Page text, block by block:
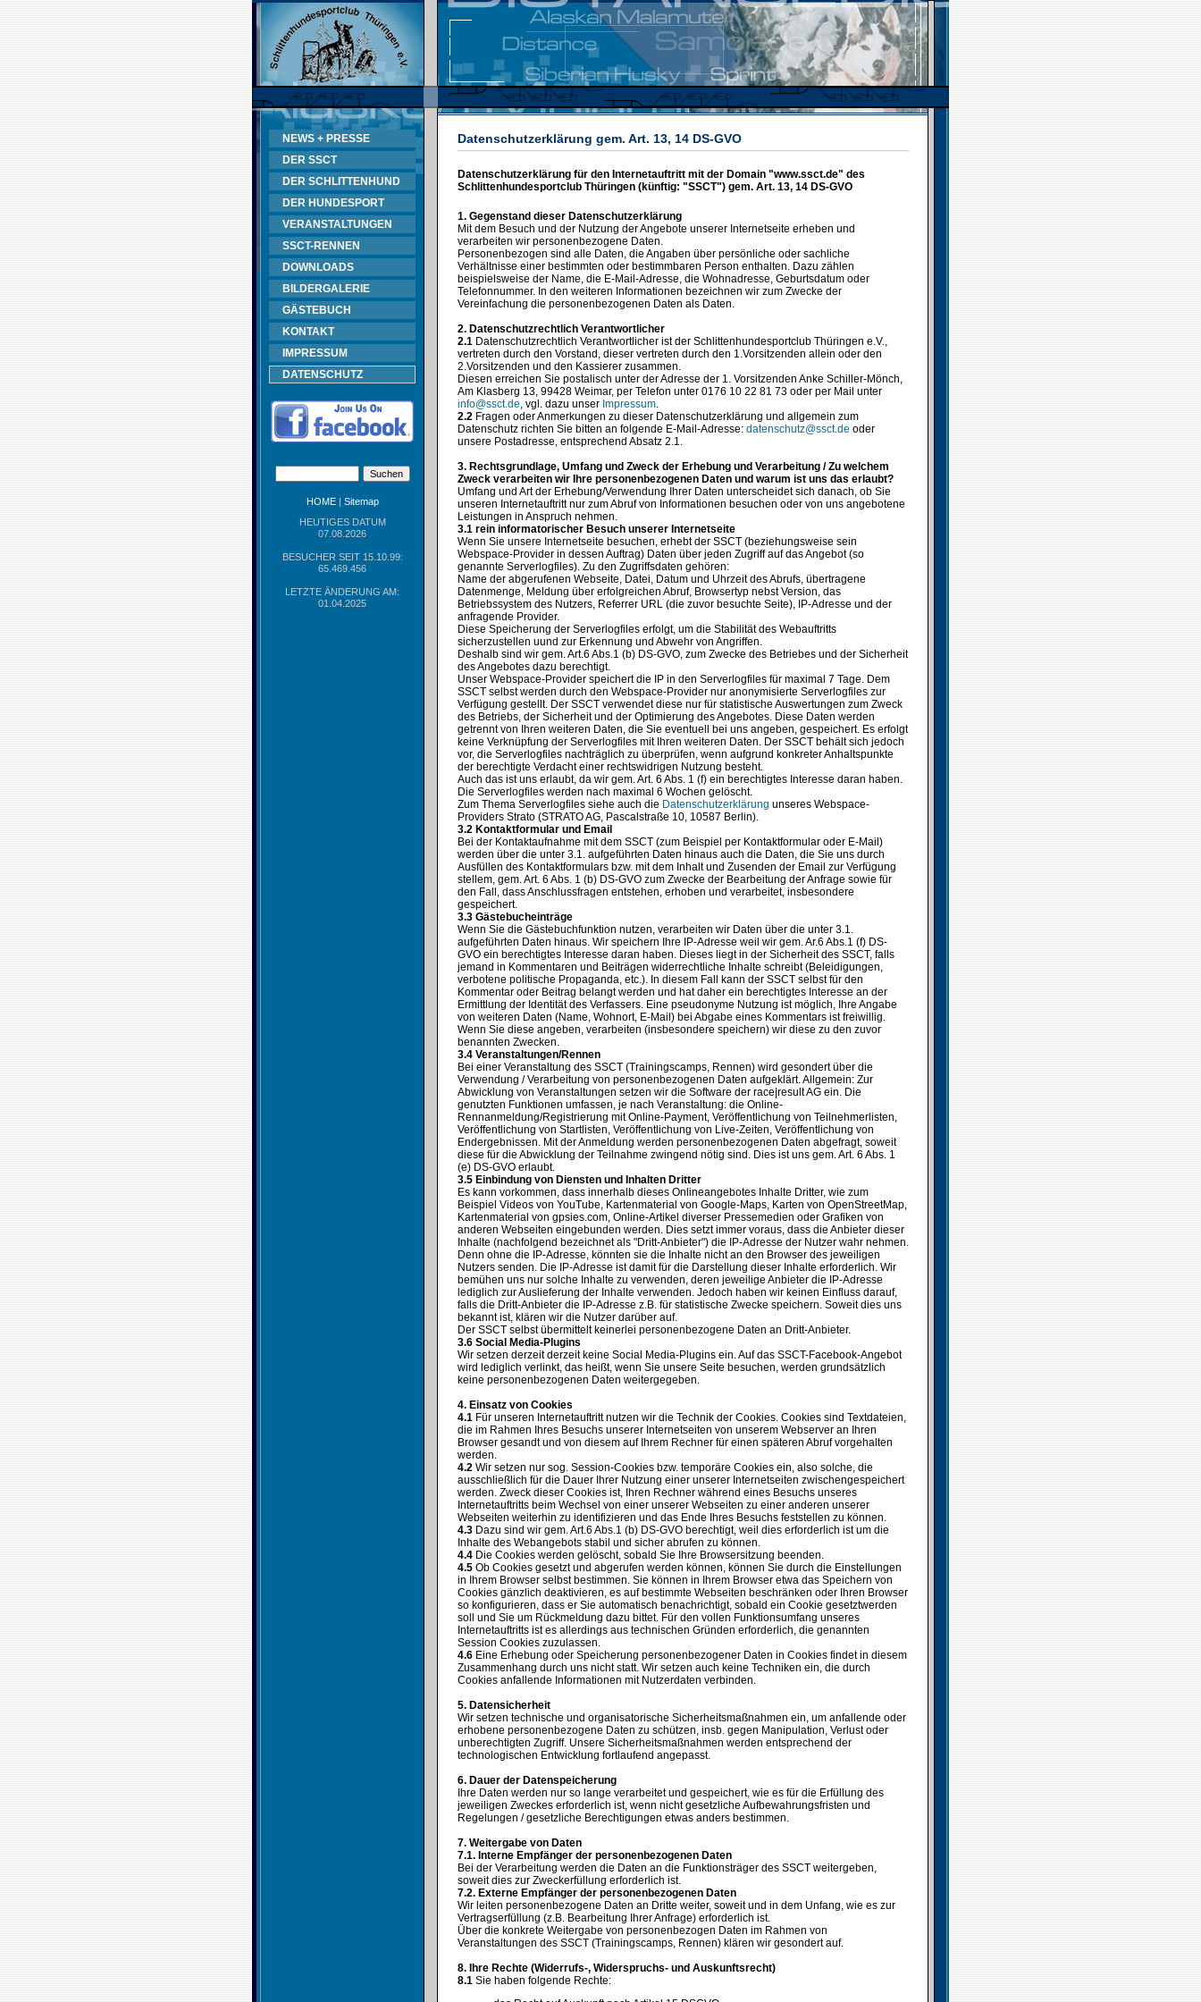
NEWS + PRESSE
DER SSCT
DER SCHLITTENHUND
DER HUNDESPORT
VERANSTALTUNGEN
SSCT-RENNEN
DOWNLOADS
BILDERGALERIE
GÄSTEBUCH
KONTAKT
IMPRESSUM
DATENSCHUTZ
HOME| Sitemap
HEUTIGES DATUM
07.08.2026
BESUCHER SEIT 15.10.99:
65.469.456
LETZTE ÄNDERUNG AM:
01.04.2025
Datenschutzerklärung gem. Art. 13, 14 DS-GVO
Datenschutzerklärung für den Internetauftritt mit der Domain "www.ssct.de" des
Schlittenhundesportclub Thüringen (künftig: "SSCT") gem. Art. 13, 14 DS-GVO
1. Gegenstand dieser Datenschutzerklärung
Mit dem Besuch und der Nutzung der Angebote unserer Internetseite erheben und
verarbeiten wir personenbezogene Daten.
Personenbezogen sind alle Daten, die Angaben über persönliche oder sachliche
Verhältnisse einer bestimmten oder bestimmbaren Person enthalten. Dazu zählen
beispielsweise der Name, die E-Mail-Adresse, die Wohnadresse, Geburtsdatum oder
Telefonnummer. In den weiteren Informationen bezeichnen wir zum Zwecke der
Vereinfachung die personenbezogenen Daten als Daten.
2. Datenschutzrechtlich Verantwortlicher
2.1 Datenschutzrechtlich Verantwortlicher ist der Schlittenhundesportclub Thüringen e.V.,
vertreten durch den Vorstand, dieser vertreten durch den 1.Vorsitzenden allein oder den
2.Vorsitzenden und den Kassierer zusammen.
Diesen erreichen Sie postalisch unter der Adresse der 1. Vorsitzenden Anke Schiller-Mönch,
Am Klasberg 13, 99428 Weimar, per Telefon unter 0176 10 22 81 73 oder per Mail unter
info@ssct.de, vgl. dazu unser Impressum.
2.2 Fragen oder Anmerkungen zu dieser Datenschutzerklärung und allgemein zum
Datenschutz richten Sie bitten an folgende E-Mail-Adresse: datenschutz@ssct.de oder
unsere Postadresse, entsprechend Absatz 2.1.
3. Rechtsgrundlage, Umfang und Zweck der Erhebung und Verarbeitung / Zu welchem
Zweck verarbeiten wir Ihre personenbezogenen Daten und warum ist uns das erlaubt?
Umfang und Art der Erhebung/Verwendung Ihrer Daten unterscheidet sich danach, ob Sie
unseren Internetauftritt nur zum Abruf von Informationen besuchen oder von uns angebotene
Leistungen in Anspruch nehmen.
3.1 rein informatorischer Besuch unserer Internetseite
Wenn Sie unsere Internetseite besuchen, erhebt der SSCT (beziehungsweise sein
Webspace-Provider in dessen Auftrag) Daten über jeden Zugriff auf das Angebot (so
genannte Serverlogfiles). Zu den Zugriffsdaten gehören:
Name der abgerufenen Webseite, Datei, Datum und Uhrzeit des Abrufs, übertragene
Datenmenge, Meldung über erfolgreichen Abruf, Browsertyp nebst Version, das
Betriebssystem des Nutzers, Referrer URL (die zuvor besuchte Seite), IP-Adresse und der
anfragende Provider.
Diese Speicherung der Serverlogfiles erfolgt, um die Stabilität des Webauftritts
sicherzustellen uund zur Erkennung und Abwehr von Angriffen.
Deshalb sind wir gem. Art.6 Abs.1 (b) DS-GVO, zum Zwecke des Betriebes und der Sicherheit
des Angebotes dazu berechtigt.
Unser Webspace-Provider speichert die IP in den Serverlogfiles für maximal 7 Tage. Dem
SSCT selbst werden durch den Webspace-Provider nur anonymisierte Serverlogfiles zur
Verfügung gestellt. Der SSCT verwendet diese nur für statistische Auswertungen zum Zweck
des Betriebs, der Sicherheit und der Optimierung des Angebotes. Diese Daten werden
getrennt von Ihren weiteren Daten, die Sie eventuell bei uns angeben, gespeichert. Es erfolgt
keine Verknüpfung der Serverlogfiles mit Ihren weiteren Daten. Der SSCT behält sich jedoch
vor, die Serverlogfiles nachträglich zu überprüfen, wenn aufgrund konkreter Anhaltspunkte
der berechtigte Verdacht einer rechtswidrigen Nutzung besteht.
Auch das ist uns erlaubt, da wir gem. Art. 6 Abs. 1 (f) ein berechtigtes Interesse daran haben.
Die Serverlogfiles werden nach maximal 6 Wochen gelöscht.
Zum Thema Serverlogfiles siehe auch die Datenschutzerklärung unseres Webspace-
Providers Strato (STRATO AG, Pascalstraße 10, 10587 Berlin).
3.2 Kontaktformular und Email
Bei der Kontaktaufnahme mit dem SSCT (zum Beispiel per Kontaktformular oder E-Mail)
werden über die unter 3.1. aufgeführten Daten hinaus auch die Daten, die Sie uns durch
Ausfüllen des Kontaktformulars bzw. mit dem Inhalt und Zusenden der Email zur Verfügung
stellem, gem. Art. 6 Abs. 1 (b) DS-GVO zum Zwecke der Bearbeitung der Anfrage sowie für
den Fall, dass Anschlussfragen entstehen, erhoben und verarbeitet, insbesondere
gespeichert.
3.3 Gästebucheinträge
Wenn Sie die Gästebuchfunktion nutzen, verarbeiten wir Daten über die unter 3.1.
aufgeführten Daten hinaus. Wir speichern Ihre IP-Adresse weil wir gem. Ar.6 Abs.1 (f) DS-
GVO ein berechtigtes Interesse daran haben. Dieses liegt in der Sicherheit des SSCT, falls
jemand in Kommentaren und Beiträgen widerrechtliche Inhalte schreibt (Beleidigungen,
verbotene politische Propaganda, etc.). In diesem Fall kann der SSCT selbst für den
Kommentar oder Beitrag belangt werden und hat daher ein berechtigtes Interesse an der
Ermittlung der Identität des Verfassers. Eine pseudonyme Nutzung ist möglich, Ihre Angabe
von weiteren Daten (Name, Wohnort, E-Mail) bei Abgabe eines Kommentars ist freiwillig.
Wenn Sie diese angeben, verarbeiten (insbesondere speichern) wir diese zu den zuvor
benannten Zwecken.
3.4 Veranstaltungen/Rennen
Bei einer Veranstaltung des SSCT (Trainingscamps, Rennen) wird gesondert über die
Verwendung / Verarbeitung von personenbezogenen Daten aufgeklärt. Allgemein: Zur
Abwicklung von Veranstaltungen setzen wir die Software der race|result AG ein. Die
genutzten Funktionen umfassen, je nach Veranstaltung: die Online-
Rennanmeldung/Registrierung mit Online-Payment, Veröffentlichung von Teilnehmerlisten,
Veröffentlichung von Startlisten, Veröffentlichung von Live-Zeiten, Veröffentlichung von
Endergebnissen. Mit der Anmeldung werden personenbezogenen Daten abgefragt, soweit
diese für die Abwicklung der Teilnahme zwingend nötig sind. Dies ist uns gem. Art. 6 Abs. 1
(e) DS-GVO erlaubt.
3.5 Einbindung von Diensten und Inhalten Dritter
Es kann vorkommen, dass innerhalb dieses Onlineangebotes Inhalte Dritter, wie zum
Beispiel Videos von YouTube, Kartenmaterial von Google-Maps, Karten von OpenStreetMap,
Kartenmaterial von gpsies.com, Online-Artikel diverser Pressemedien oder Grafiken von
anderen Webseiten eingebunden werden. Dies setzt immer voraus, dass die Anbieter dieser
Inhalte (nachfolgend bezeichnet als "Dritt-Anbieter") die IP-Adresse der Nutzer wahr nehmen.
Denn ohne die IP-Adresse, könnten sie die Inhalte nicht an den Browser des jeweiligen
Nutzers senden. Die IP-Adresse ist damit für die Darstellung dieser Inhalte erforderlich. Wir
bemühen uns nur solche Inhalte zu verwenden, deren jeweilige Anbieter die IP-Adresse
lediglich zur Auslieferung der Inhalte verwenden. Jedoch haben wir keinen Einfluss darauf,
falls die Dritt-Anbieter die IP-Adresse z.B. für statistische Zwecke speichern. Soweit dies uns
bekannt ist, klären wir die Nutzer darüber auf.
Der SSCT selbst übermittelt keinerlei personenbezogene Daten an Dritt-Anbieter.
3.6 Social Media-Plugins
Wir setzen derzeit derzeit keine Social Media-Plugins ein. Auf das SSCT-Facebook-Angebot
wird lediglich verlinkt, das heißt, wenn Sie unsere Seite besuchen, werden grundsätzlich
keine personenbezogenen Daten weitergegeben.
4. Einsatz von Cookies
4.1 Für unseren Internetauftritt nutzen wir die Technik der Cookies. Cookies sind Textdateien,
die im Rahmen Ihres Besuchs unserer Internetseiten von unserem Webserver an Ihren
Browser gesandt und von diesem auf Ihrem Rechner für einen späteren Abruf vorgehalten
werden.
4.2 Wir setzen nur sog. Session-Cookies bzw. temporäre Cookies ein, also solche, die
ausschließlich für die Dauer Ihrer Nutzung einer unserer Internetseiten zwischengespeichert
werden. Zweck dieser Cookies ist, Ihren Rechner während eines Besuchs unseres
Internetauftritts beim Wechsel von einer unserer Webseiten zu einer anderen unserer
Webseiten weiterhin zu identifizieren und das Ende Ihres Besuchs feststellen zu können.
4.3 Dazu sind wir gem. Art.6 Abs.1 (b) DS-GVO berechtigt, weil dies erforderlich ist um die
Inhalte des Webangebots stabil und sicher abrufen zu können.
4.4 Die Cookies werden gelöscht, sobald Sie Ihre Browsersitzung beenden.
4.5 Ob Cookies gesetzt und abgerufen werden können, können Sie durch die Einstellungen
in Ihrem Browser selbst bestimmen. Sie können in Ihrem Browser etwa das Speichern von
Cookies gänzlich deaktivieren, es auf bestimmte Webseiten beschränken oder Ihren Browser
so konfigurieren, dass er Sie automatisch benachrichtigt, sobald ein Cookie gesetztwerden
soll und Sie um Rückmeldung dazu bittet. Für den vollen Funktionsumfang unseres
Internetauftritts ist es allerdings aus technischen Gründen erforderlich, die genannten
Session Cookies zuzulassen.
4.6 Eine Erhebung oder Speicherung personenbezogener Daten in Cookies findet in diesem
Zusammenhang durch uns nicht statt. Wir setzen auch keine Techniken ein, die durch
Cookies anfallende Informationen mit Nutzerdaten verbinden.
5. Datensicherheit
Wir setzen technische und organisatorische Sicherheitsmaßnahmen ein, um anfallende oder
erhobene personenbezogene Daten zu schützen, insb. gegen Manipulation, Verlust oder
unberechtigten Zugriff. Unsere Sicherheitsmaßnahmen werden entsprechend der
technologischen Entwicklung fortlaufend angepasst.
6. Dauer der Datenspeicherung
Ihre Daten werden nur so lange verarbeitet und gespeichert, wie es für die Erfüllung des
jeweiligen Zweckes erforderlich ist, wenn nicht gesetzliche Aufbewahrungsfristen und
Regelungen / gesetzliche Berechtigungen etwas anders bestimmen.
7. Weitergabe von Daten
7.1. Interne Empfänger der personenbezogenen Daten
Bei der Verarbeitung werden die Daten an die Funktionsträger des SSCT weitergeben,
soweit dies zur Zweckerfüllung erforderlich ist.
7.2. Externe Empfänger der personenbezogenen Daten
Wir leiten personenbezogene Daten an Dritte weiter, soweit und in dem Unfang, wie es zur
Vertragserfüllung (z.B. Bearbeitung Ihrer Anfrage) erforderlich ist.
Über die konkrete Weitergabe von personenbezogen Daten im Rahmen von
Veranstaltungen des SSCT (Trainingscamps, Rennen) klären wir gesondert auf.
8. Ihre Rechte (Widerrufs-, Widerspruchs- und Auskunftsrecht)
8.1 Sie haben folgende Rechte: